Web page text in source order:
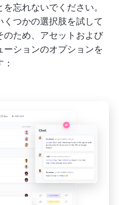
忘れないでください。
つかの選択肢を試して
ため、アセットおよび
ションのオプションを